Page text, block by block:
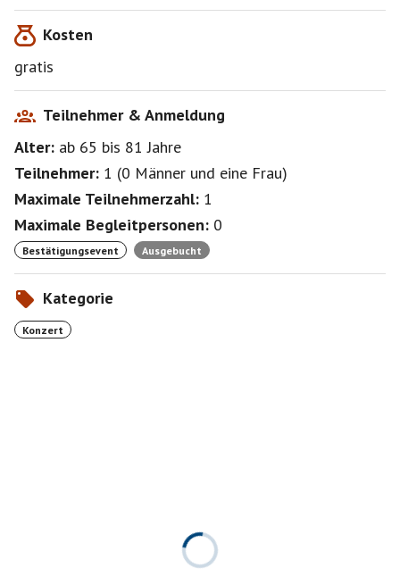
Kosten
gratis
Teilnehmer & Anmeldung
Alter: ab 65 bis 81Jahre
Teilnehmer: 1 (0 Männer und eine Frau)
Maximale Teilnehmerzahl: 1
Maximale Begleitpersonen: 0
Bestätigungsevent Ausgebucht
Kategorie
Konzert